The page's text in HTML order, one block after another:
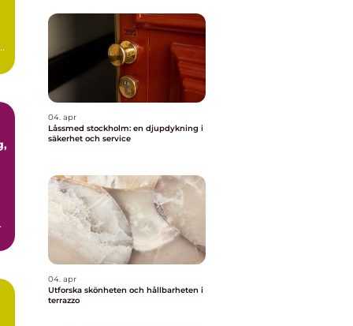
04. apr
Låssmed stockholm: en djupdykning i
säkerhet och service
04. apr
Utforska skönheten och hållbarheten i
terrazzo